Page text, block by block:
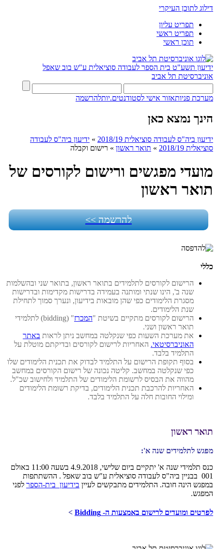
דילוג לתוכן העיקרי
תפריט עליון
תפריט ראשי
תוכן ראשי
ידיעון תשע"ט בית הספר לעבודה סוציאלית ע"ש בוב שאפל
אוניברסיטת תל אביב
מערכת פניותאזור אישי לסטודנטים.יותלהרשמה
הינך נמצא כאן
ידיעון ביה"ס לעבודה סוציאלית 2018/19 » ידיעון ביה"ס לעבודה
סוציאלית 2018/19
» תואר ראשון » רישום וקבלה
מועדי מפגשים ורישום לקורסים של
תואר ראשון
להרשמה >>
כללי
הרישום לקורסים לתלמידים בתואר ראשון, בתואר שני ובהשלמות
שנה ב', הינו שנתי ומותנה בעמידה בדרישות מקדימות ובדרישות
מסגרת הלימודים כפי שהן מובאות בידיעון, ונערך סמוך לתחילת
שנת הלימודים.
הרישום לקורסים מתקיים בשיטת "המכרז
" (bidding) לתלמידי
תואר ראשון ושני.
את מערכת השעות כפי שנקלטה במחשב ניתן לראות באתר
האוניברסיטאי. האחריות לרישום לקורסים ובדיקתם מוטלת על
התלמיד בלבד.
בסוף תקופת הרישום על התלמיד לבדוק את תכנית הלימודים שלו
כפי שנקלטה במחשב. קליטה נכונה של רישום הקורסים במחשב
מהווה את הבסיס לרשומת הלימודים של התלמיד ולחישוב שכ"ל.
האחריות להרכבת תכנית הלימודים, בדיקת רשומת הלימודים
ומילוי החובות חלה על התלמיד בלבד.
תואר ראשון
מפגש לתלמידים שנה א':
כנס תלמידי שנה א' יתקיים ביום שלישי
, 4.9.2018 בשעה 11:00 באולם
001 בבניין ביה"ס לעבודה סוציאלית ע"ש בוב שאפל . ההשתתפות
במפגש הינה חובה. התלמידים מתבקשים לעיין בידיעון בית-הספר לפני
המפגש.
לפרטים ומועדים לרישום באמצעות ה- Bidding >